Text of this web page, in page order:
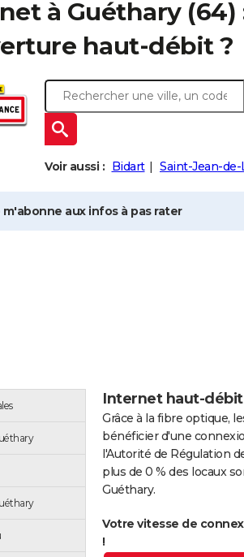
à Guéthary(64)
haut-débit ?
Voir aussi : Bidart Saint-Jean-de-
m'abonne aux infos à pas rater
Internet haut-
Grâce à la fibre optique,
bénéficier d'une
l'Autorité de Régulation
plus de 0 % des locaux
Guéthary.
Votre vitesse de
!